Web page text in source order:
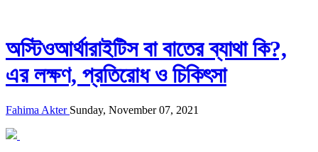
অস্টিওআর্থারাইটিস বা বাতের ব্যাথা কি?,
এর লক্ষণ, প্রতিরোধ ও চিকিৎসা
Fahima Akter Sunday, November 07, 2021